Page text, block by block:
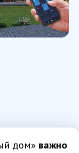
дом» важно